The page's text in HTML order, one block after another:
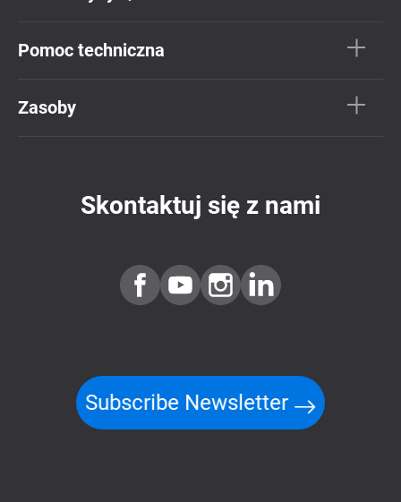
Pomoc techniczna
Zasoby
Skontaktuj się z nami
Subscribe Newsletter